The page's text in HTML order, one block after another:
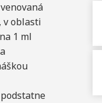
v oblasti
1 ml